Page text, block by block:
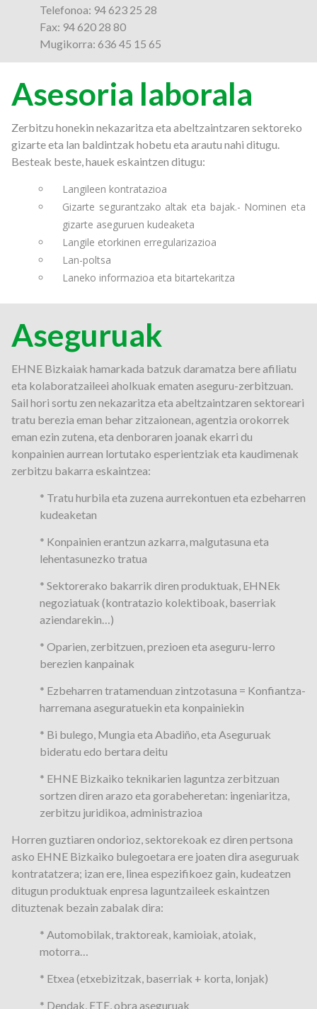
Telefonoa: 94 623 25 28
Fax: 94 620 28 80
Mugikorra: 636 45 15 65
Asesoria laborala
Zerbitzu honekin nekazaritza eta abeltzaintzaren sektoreko
gizarte eta lan baldintzak hobetu eta arautu nahi ditugu.
Besteak beste, hauek eskaintzen ditugu:
Langileen kontratazioa
Gizarte segurantzako altak eta bajak.- Nominen eta
gizarte aseguruen kudeaketa
Langile etorkinen erregularizazioa
Lan-poltsa
Laneko informazioa eta bitartekaritza
Aseguruak
EHNE Bizkaiak hamarkada batzuk daramatza bere afiliatu
eta kolaboratzaileei aholkuak ematen aseguru-zerbitzuan.
Sail hori sortu zen nekazaritza eta abeltzaintzaren sektoreari
tratu berezia eman behar zitzaionean, agentzia orokorrek
eman ezin zutena, eta denboraren joanak ekarri du
konpainien aurrean lortutako esperientziak eta kaudimenak
zerbitzu bakarra eskaintzea:
* Tratu hurbila eta zuzena aurrekontuen eta ezbeharren
kudeaketan
* Konpainien erantzun azkarra, malgutasuna eta
lehentasunezko tratua
* Sektorerako bakarrik diren produktuak, EHNEk
negoziatuak (kontratazio kolektiboak, baserriak
aziendarekin…)
* Oparien, zerbitzuen, prezioen eta aseguru-lerro
berezien kanpainak
* Ezbeharren tratamenduan zintzotasuna = Konfiantza-
harremana aseguratuekin eta konpainiekin
* Bi bulego, Mungia eta Abadiño, eta Aseguruak
bideratu edo bertara deitu
* EHNE Bizkaiko teknikarien laguntza zerbitzuan
sortzen diren arazo eta gorabeheretan: ingeniaritza,
zerbitzu juridikoa, administrazioa
Horren guztiaren ondorioz, sektorekoak ez diren pertsona
asko EHNE Bizkaiko bulegoetara ere joaten dira aseguruak
kontratatzera; izan ere, linea espezifikoez gain, kudeatzen
ditugun produktuak enpresa laguntzaileek eskaintzen
dituztenak bezain zabalak dira:
* Automobilak, traktoreak, kamioiak, atoiak,
motorra…
* Etxea (etxebizitzak, baserriak + korta, lonjak)
* Dendak, ETE, obra aseguruak